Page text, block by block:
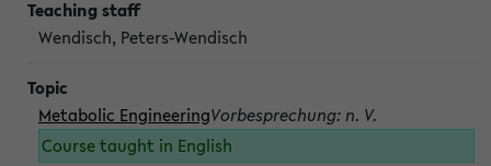
Wendisch, Peters-Wendisch
Metabolic EngineeringVorbesprechung: n. V.
Course taught in English